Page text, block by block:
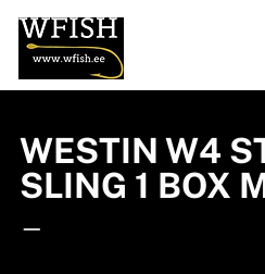
WESTIN W4
SLING 1 BOX
—